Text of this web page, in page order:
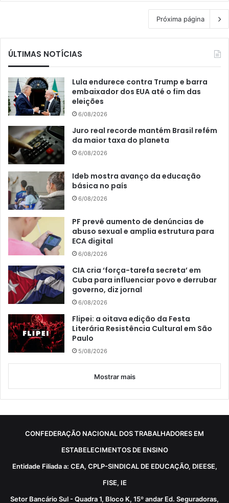
Próxima página
ÚLTIMAS NOTÍCIAS
Lula endurece contra Trump e barra
embaixador dos EUA até o fim das
eleições
6/08/2026
Juro real recorde mantém Brasil refém
da maior taxa do planeta
6/08/2026
Ideb mostra avanço da educação
básica no país
6/08/2026
PF prevê aumento de denúncias de
abuso sexual e amplia estrutura para
ECA digital
6/08/2026
CIA cria ‘força-tarefa secreta’ em
Cuba para influenciar povo e derrubar
governo, diz jornal
6/08/2026
Flipei: a oitava edição da Festa
Literária Resistência Cultural em São
Paulo
5/08/2026
Mostrar mais
CONFEDERAÇÃO NACIONAL DOS TRABALHADORES EM
ESTABELECIMENTOS DE ENSINO
Entidade Filiada a: CEA, CPLP-SINDICAL DE EDUCAÇÃO, DIEESE,
FISE, IE
Setor Bancário Sul - Quadra 1, Bloco K, 15º andar Ed. Seguradoras,